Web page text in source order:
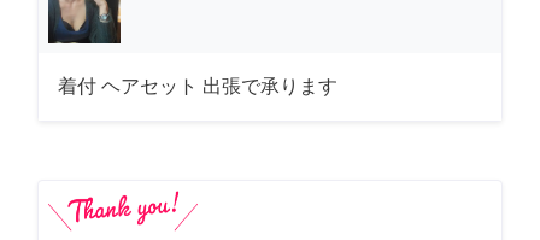
着付 ヘアセット 出張で承ります